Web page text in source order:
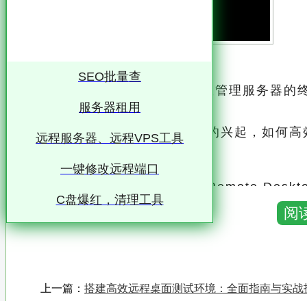
标题：远程桌面连接IIS7：高效管理服务器
企业的运营至关重要
随着云计算和远程工作趋势的兴起，如何高
临的一大挑战
在这其中，远程桌面连接（Remote
Information Services 7）的使用，为企业提
一、远程桌面连接：打破地域限制的高效工具 远程桌面连接是微软Windows操作系统内置
阅
上一篇： 搭建高效远程桌面测试环境：全面指南与实战
SEO批量查
服务器租用
远程服务器、远程VPS工具
一键修改远程端口
C盘爆红，清理工具